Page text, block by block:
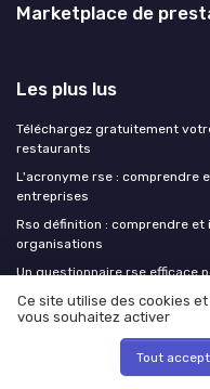
Marketplace de
Les plus lus
Téléchargez gratuitement
restaurants
L'acronyme rse : comprendre
entreprises
Rso définition : comprendre
organisations
Un questionnaire rse efficace
Responsabilité sociale des
approche adaptée aux
Ce site utilise des cookies
vous souhaitez activer
Tout